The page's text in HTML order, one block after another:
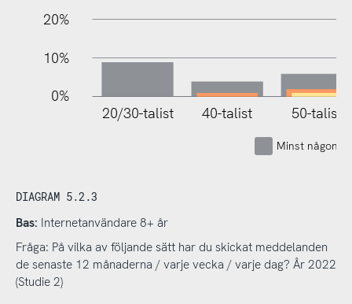
20%
10%
0%
20/30-talist 40-talist 50-talist
Minst någon
DIAGRAM 5.2.3
Bas: Internetanvändare 8+ år
Fråga: På vilka av följande sätt har du skickat meddelanden
de senaste 12 månaderna / varje vecka / varje dag? År 2022
(Studie 2)